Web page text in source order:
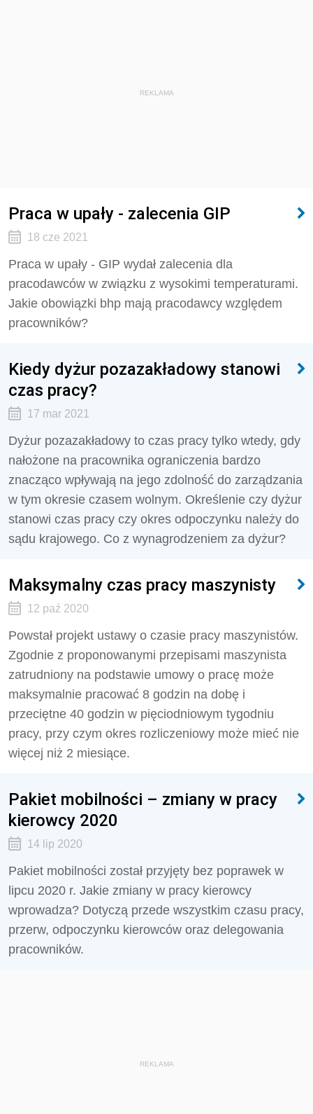
REKLAMA
Praca w upały - zalecenia GIP
18 cze 2021
Praca w upały - GIP wydał zalecenia dla
pracodawców w związku z wysokimi temperaturami.
Jakie obowiązki bhp mają pracodawcy względem
pracowników?
Kiedy dyżur pozazakładowy stanowi
czas pracy?
17 mar 2021
Dyżur pozazakładowy to czas pracy tylko wtedy, gdy
nałożone na pracownika ograniczenia bardzo
znacząco wpływają na jego zdolność do zarządzania
w tym okresie czasem wolnym. Określenie czy dyżur
stanowi czas pracy czy okres odpoczynku należy do
sądu krajowego. Co z wynagrodzeniem za dyżur?
Maksymalny czas pracy maszynisty
12 paź 2020
Powstał projekt ustawy o czasie pracy maszynistów.
Zgodnie z proponowanymi przepisami maszynista
zatrudniony na podstawie umowy o pracę może
maksymalnie pracować 8 godzin na dobę i
przeciętne 40 godzin w pięciodniowym tygodniu
pracy, przy czym okres rozliczeniowy może mieć nie
więcej niż 2 miesiące.
Pakiet mobilności – zmiany w pracy
kierowcy 2020
14 lip 2020
Pakiet mobilności został przyjęty bez poprawek w
lipcu 2020 r. Jakie zmiany w pracy kierowcy
wprowadza? Dotyczą przede wszystkim czasu pracy,
przerw, odpoczynku kierowców oraz delegowania
pracowników.
REKLAMA